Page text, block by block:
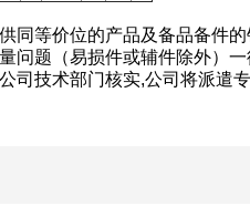
等价位的产品及备品备件的
题（易损件或辅件除外）
技术部门核实,公司将派遣